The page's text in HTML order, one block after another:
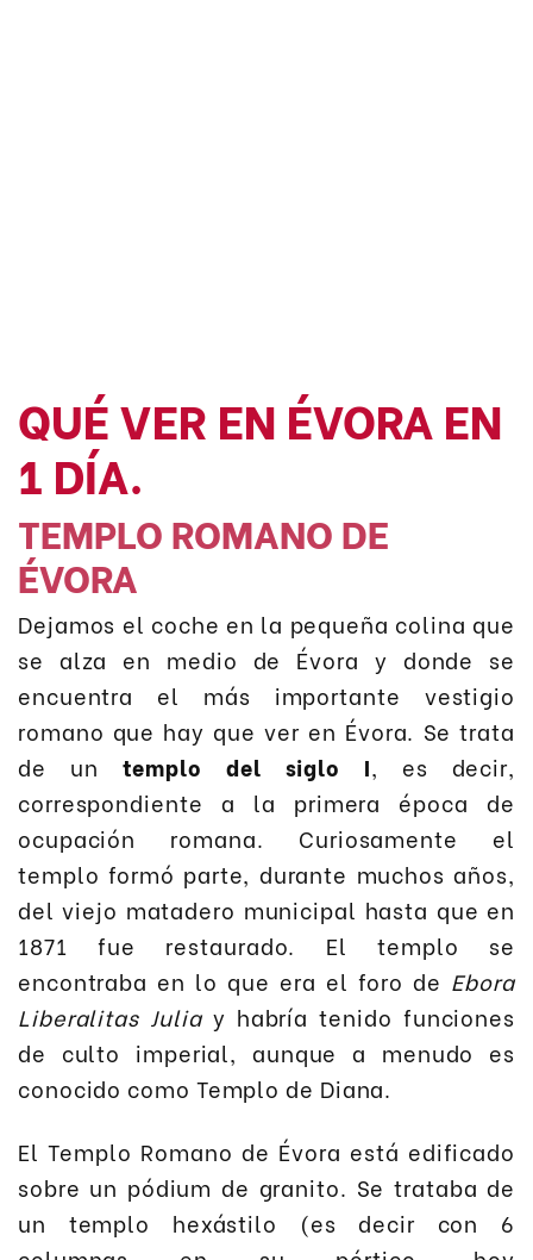
QUÉ VER EN ÉVORA EN
1 DÍA.
TEMPLO ROMANO DE
ÉVORA
Dejamos el coche en la pequeña colina que
se alza en medio de Évora y donde se
encuentra el más importante vestigio
romano que hay que ver en Évora. Se trata
de un templo del siglo I, es decir,
correspondiente a la primera época de
ocupación romana. Curiosamente el
templo formó parte, durante muchos años,
del viejo matadero municipal hasta que en
1871 fue restaurado. El templo se
encontraba en lo que era el foro de Ebora
Liberalitas Juliay habría tenido funciones
de culto imperial, aunque a menudo es
conocido como Templo de Diana.
El Templo Romano de Évora está edificado
sobre un pódium de granito. Se trataba de
un templo hexástilo (es decir con 6